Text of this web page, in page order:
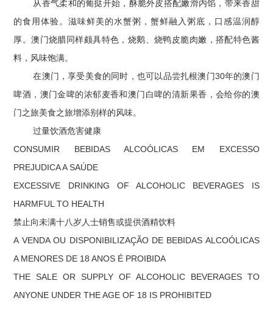
从香气柔和的葡挞开始，酥脆外皮搭配嫩滑内馅，带来香甜
的食用体验。滋味鲜美的水蟹粥，蟹鲜融入粥底，口感温润醇
厚。澳门烧腊同样颇具特色，烧鹅、烧鸭皮脆肉嫩，搭配特色酱
料，风味饱满。
在澳门，享受美食的同时，也可以品尝扎根澳门30年的澳门
啤酒，澳门金啤的浓郁麦香和澳门白啤的清新果香，会给你的澳
门之旅美食之旅增添别样的风味。
过量饮酒危害健康
CONSUMIR BEBIDAS ALCOÓLICAS EM EXCESSO
PREJUDICA A SAÚDE
EXCESSIVE DRINKING OF ALCOHOLIC BEVERAGES IS
HARMFUL TO HEALTH
禁止向未满十八岁人士销售或提供酒精饮料
A VENDA OU DISPONIBILIZAÇÃO DE BEBIDAS ALCOÓLICAS
A MENORES DE 18 ANOS É PROIBIDA
THE SALE OR SUPPLY OF ALCOHOLIC BEVERAGES TO
ANYONE UNDER THE AGE OF 18 IS PROHIBITED